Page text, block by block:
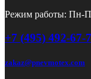
Режим работы: Пн-
+7 (495) 492-67-
zakaz@pnevmotex.com